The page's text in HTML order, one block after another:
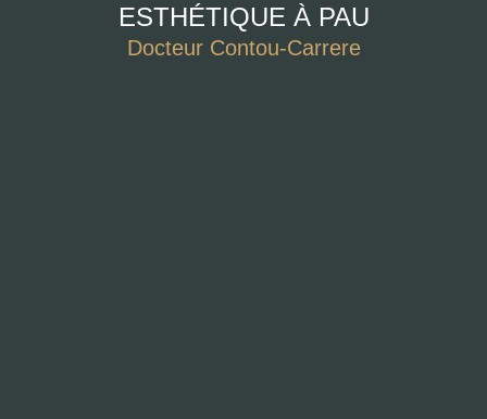
ESTHÉTIQUE À PAU
Docteur Contou-Carrere